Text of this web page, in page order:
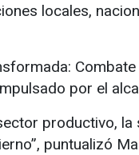
locales,
por el
productivo,
puntualizó